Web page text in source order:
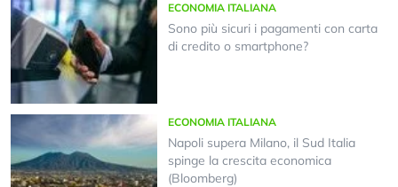
ECONOMIA ITALIANA
Sono più sicuri i pagamenti con carta
di credito o smartphone?
ECONOMIA ITALIANA
Napoli supera Milano, il Sud Italia
spinge la crescita economica
(Bloomberg)